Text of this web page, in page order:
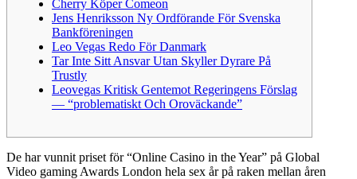
Cherry Köper Comeon
Jens Henriksson Ny Ordförande För Svenska
Bankföreningen
Leo Vegas Redo För Danmark
Tar Inte Sitt Ansvar Utan Skyller Dyrare På
Trustly
Leovegas Kritisk Gentemot Regeringens Förslag
— “problematiskt Och Oroväckande”
De har vunnit priset för “Online Casino in the Year” på Global
Video gaming Awards London hela sex år på raken mellan åren